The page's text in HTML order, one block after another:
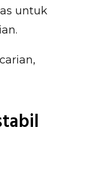
untuk